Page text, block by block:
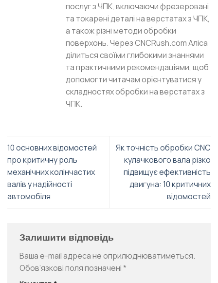
послуг з ЧПК, включаючи фрезеровані
та токарені деталі на верстатах з ЧПК,
а також різні методи обробки
поверхонь. Через CNCRush.com Аліса
ділиться своїми глибокими знаннями
та практичними рекомендаціями, щоб
допомогти читачам орієнтуватися у
складностях обробки на верстатах з
ЧПК.
10 основних відомостей
про критичну роль
механічних колінчастих
валів у надійності
автомобіля
Як точність обробки CNC
кулачкового вала різко
підвищує ефективність
двигуна: 10 критичних
відомостей
Залишити відповідь
Ваша e-mail адреса не оприлюднюватиметься.
Обов’язкові поля позначені*